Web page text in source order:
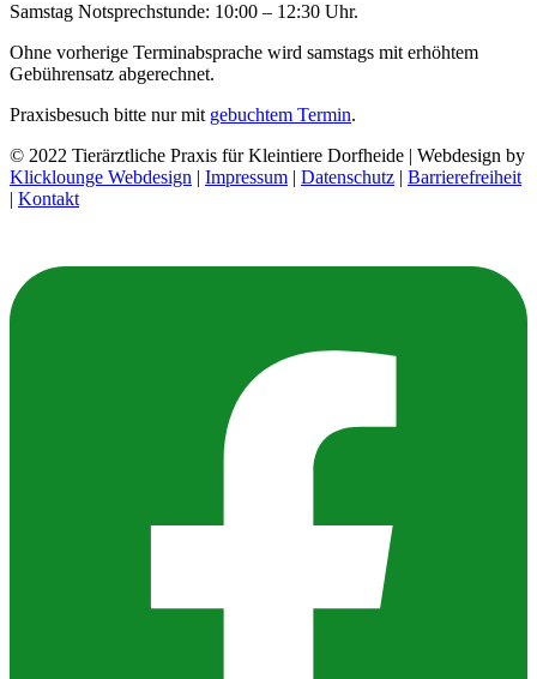
Samstag Notsprechstunde: 10:00 – 12:30 Uhr.
Ohne vorherige Terminabsprache wird samstags mit erhöhtem
Gebührensatz abgerechnet.
Praxisbesuch bitte nur mit gebuchtem Termin.
© 2022 Tierärztliche Praxis für Kleintiere Dorfheide | Webdesign by
Klicklounge Webdesign | Impressum | Datenschutz | Barrierefreiheit
| Kontakt